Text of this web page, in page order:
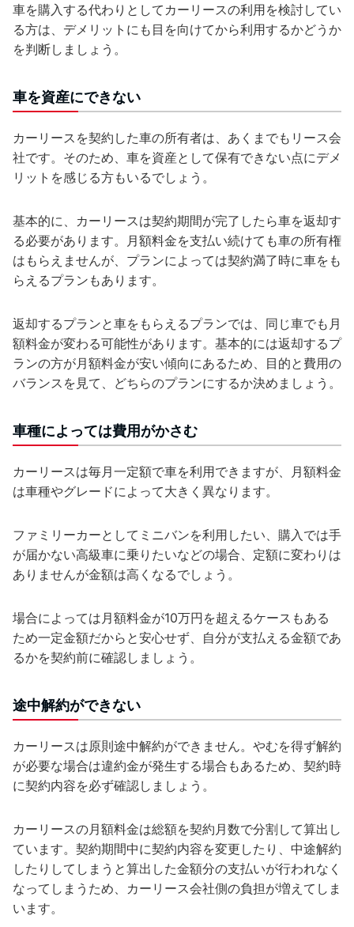
車を購入する代わりとしてカーリースの利用を検討してい
る方は、デメリットにも目を向けてから利用するかどうか
を判断しましょう。
車を資産にできない
カーリースを契約した車の所有者は、あくまでもリース会
社です。そのため、車を資産として保有できない点にデメ
リットを感じる方もいるでしょう。
基本的に、カーリースは契約期間が完了したら車を返却す
る必要があります。月額料金を支払い続けても車の所有権
はもらえませんが、プランによっては契約満了時に車をも
らえるプランもあります。
返却するプランと車をもらえるプランでは、同じ車でも月
額料金が変わる可能性があります。基本的には返却するプ
ランの方が月額料金が安い傾向にあるため、目的と費用の
バランスを見て、どちらのプランにするか決めましょう。
車種によっては費用がかさむ
カーリースは毎月一定額で車を利用できますが、月額料金
は車種やグレードによって大きく異なります。
ファミリーカーとしてミニバンを利用したい、購入では手
が届かない高級車に乗りたいなどの場合、定額に変わりは
ありませんが金額は高くなるでしょう。
場合によっては月額料金が10万円を超えるケースもある
ため一定金額だからと安心せず、自分が支払える金額であ
るかを契約前に確認しましょう。
途中解約ができない
カーリースは原則途中解約ができません。やむを得ず解約
が必要な場合は違約金が発生する場合もあるため、契約時
に契約内容を必ず確認しましょう。
カーリースの月額料金は総額を契約月数で分割して算出し
ています。契約期間中に契約内容を変更したり、中途解約
したりしてしまうと算出した金額分の支払いが行われなく
なってしまうため、カーリース会社側の負担が増えてしま
います。